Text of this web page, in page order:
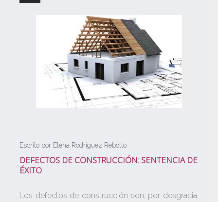
Escrito por Elena Rodríguez Rebollo
DEFECTOS DE CONSTRUCCIÓN: SENTENCIA DE
ÉXITO
Los defectos de construcción son, por desgracia,